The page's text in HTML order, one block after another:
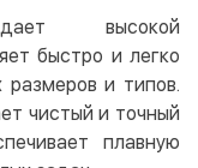
высокой
быстро и легко
размеров и типов.
чистый и точный
плавную